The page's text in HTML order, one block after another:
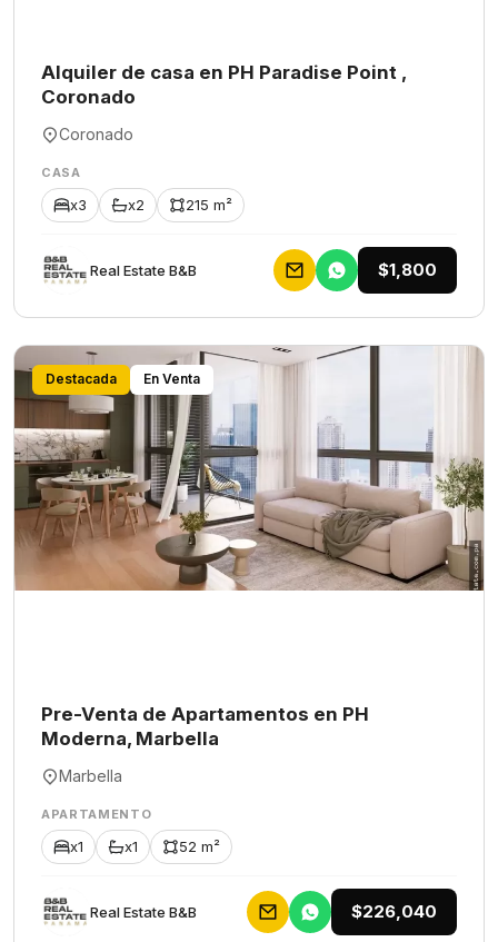
Alquiler de casa en PH Paradise Point ,
Coronado
Coronado
CASA
x3 x2 215 m²
Rеаl Еstаtе В&В $1,800
Destacada En Venta
Pre-Venta de Apartamentos en PH
Moderna, Marbella
Marbella
APARTAMENTO
x1 x1 52 m²
Rеаl Еstаtе В&В $226,040